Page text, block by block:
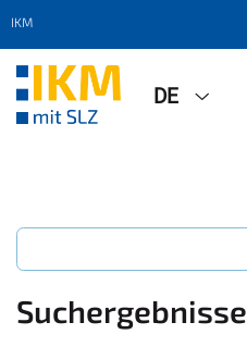
IKM
DE
Suchergebnisse